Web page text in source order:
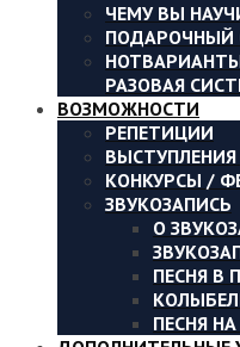
ЧЕМУ ВЫ
ПОДАРОЧНЫЙ
РАЗОВАЯ
ВОЗМОЖНОСТИ
РЕПЕТИЦИИ
КОНКУРСЫ /
ЗВУКОЗАПИСЬ
О
ПЕСНЯ В
ПЕСНЯ